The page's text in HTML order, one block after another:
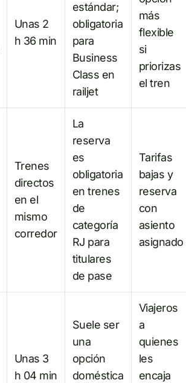
Unas 2
h 36 min
estándar;
obligatoria
para
Business
Class en
railjet
más
flexible
si
priorizas
el tren
Trenes
directos
en el
mismo
corredor
La
reserva
es
obligatoria
en trenes
de
categoría
RJ para
titulares
de pase
Tarifas
bajas y
reserva
con
asiento
asignado
Unas 3
h 04 min
Suele ser
una
opción
doméstica
Viajeros
a
quienes
les
encaja